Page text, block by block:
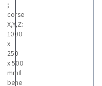
;
corse
X,Y,Z:
1000
x
250
x 500
mmIl
bene